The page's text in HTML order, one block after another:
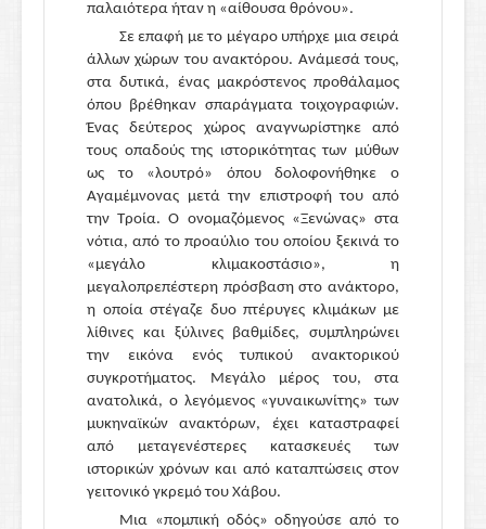
παλαιότερα ήταν η «αίθουσα θρόνου».
Σε επαφή με το μέγαρο υπήρχε μια σειρά
άλλων χώρων του ανακτόρου. Ανάμεσά τους,
στα δυτικά, ένας μακρόστενος προθάλαμος
όπου βρέθηκαν σπαράγματα τοιχογραφιών.
Ένας δεύτερος χώρος αναγνωρίστηκε από
τους οπαδούς της ιστορικότητας των μύθων
ως το «λουτρό» όπου δολοφονήθηκε ο
Αγαμέμνονας μετά την επιστροφή του από
την Τροία. Ο ονομαζόμενος «Ξενώνας» στα
νότια, από το προαύλιο του οποίου ξεκινά το
«μεγάλο κλιμακοστάσιο», η
μεγαλοπρεπέστερη πρόσβαση στο ανάκτορο,
η οποία στέγαζε δυο πτέρυγες κλιμάκων με
λίθινες και ξύλινες βαθμίδες, συμπληρώνει
την εικόνα ενός τυπικού ανακτορικού
συγκροτήματος. Μεγάλο μέρος του, στα
ανατολικά, ο λεγόμενος «γυναικωνίτης» των
μυκηναϊκών ανακτόρων, έχει καταστραφεί
από μεταγενέστερες κατασκευές των
ιστορικών χρόνων και από καταπτώσεις στον
γειτονικό γκρεμό του Χάβου.
Μια «πομπική οδός» οδηγούσε από το